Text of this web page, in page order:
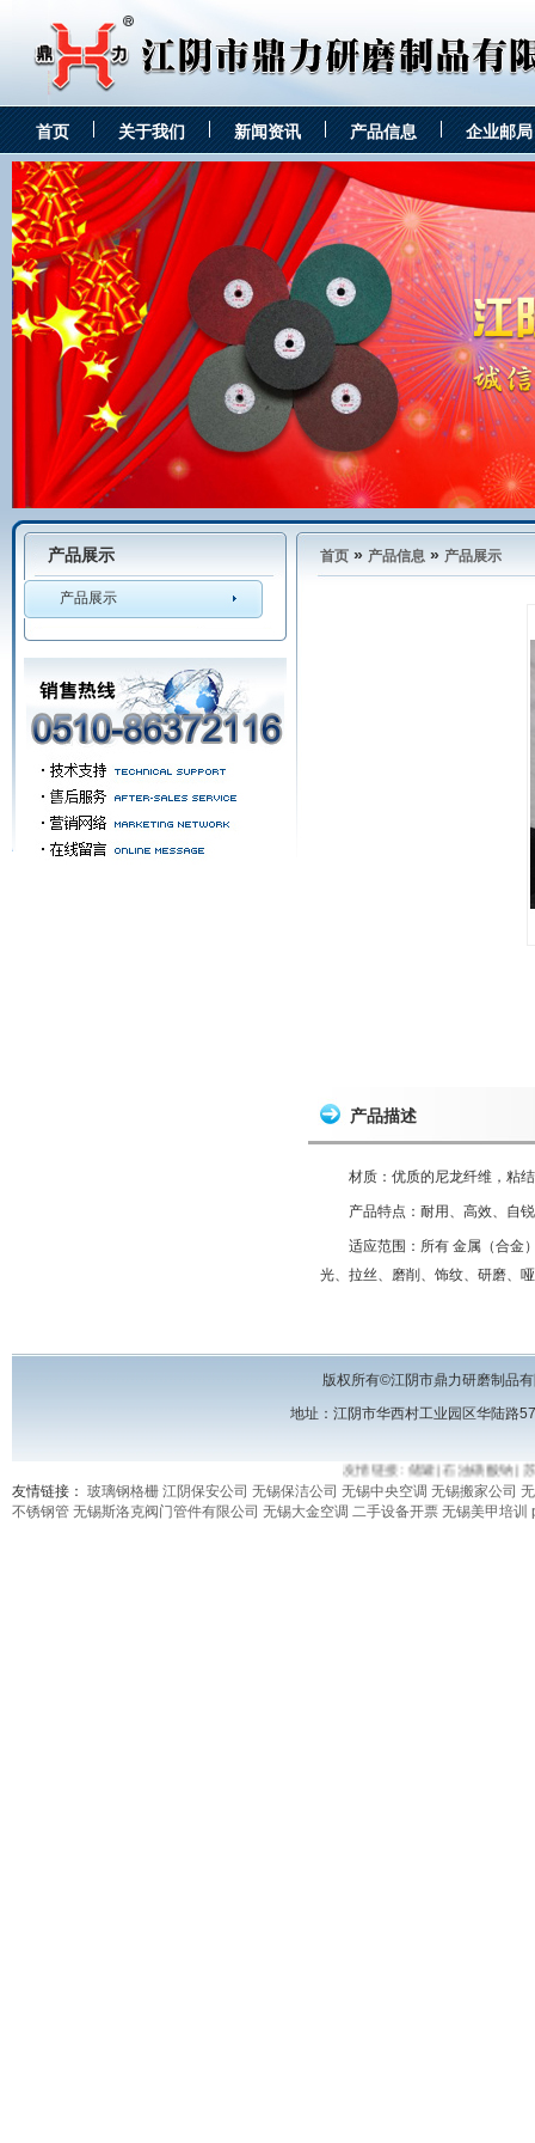
首页 关于我们 新闻资讯 产品信息 企业邮局
产品展示
产品展示
首页 » 产品信息 » 产品展示
产品描述
材质：优质的尼龙纤维，粘
产品特点：耐用、高效、自
适应范围：所有 金属（合金
光、拉丝、磨削、饰纹、研磨、
版权所有©江阴市鼎力研磨制品
地址：江阴市华西村工业园区华陆路
友情链接: 储罐|石油磺酸钠|苏
友情链接： 玻璃钢格栅 江阴保安公司 无锡保洁公司 无锡中央空调 无锡搬家公司
不锈钢管 无锡斯洛克阀门管件有限公司 无锡大金空调 二手设备开票 无锡美甲培训